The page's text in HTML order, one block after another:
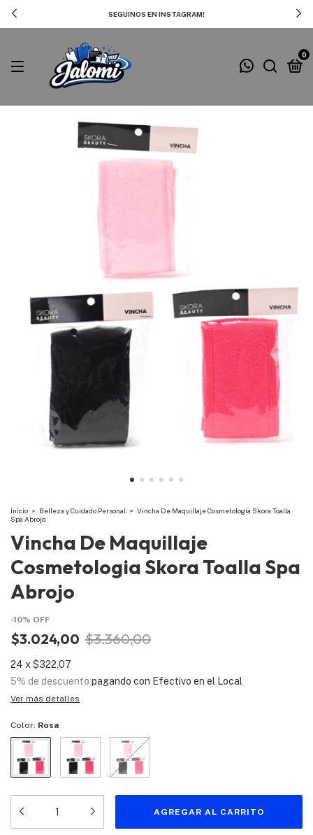
SEGUINOS EN INSTAGRAM!
0
Inicio > Belleza y Cuidado Personal > Vincha De Maquillaje Cosmetologia Skora Toalla
Spa Abrojo
Vincha De Maquillaje
Cosmetologia Skora Toalla Spa
Abrojo
-10% OFF
$3.024,00 $3.360,00
24 x $322,07
5% de descuento pagando con Efectivo en el Local
Ver más detalles
Color: Rosa